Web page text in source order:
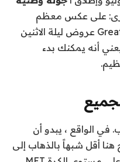
أخرى: على عكس معظم
عروض برودواي ، يقدم Great Gatsby عروض ليلة الاثنين
أنه يمكنك بدء
في الواقع ، يبدو أن
أقل شبهاً بالذهاب إلى